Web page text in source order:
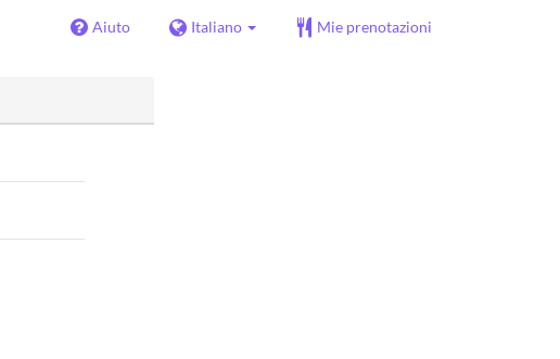
Aiuto Italiano Mie prenotazioni